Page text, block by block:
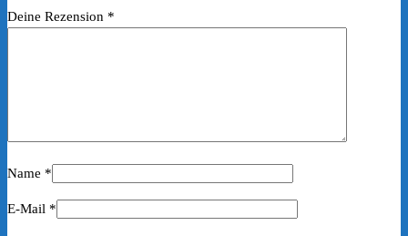
Deine Rezension *
Name *
E-Mail *